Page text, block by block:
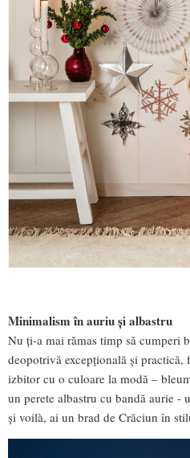
Minimalism în auriu și albastru
Nu ți-a mai rămas timp să cumperi
deopotrivă excepțională și practică,
izbitor cu o culoare la modă –
un perete albastru cu bandă aurie -
și voilà, ai un brad de Crăciun în